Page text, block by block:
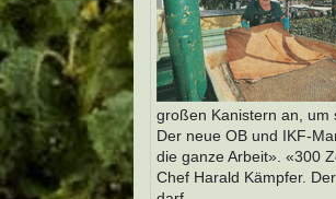
großen Kanistern an, um
Der neue OB und IKF-
die ganze Arbeit». «300
Chef Harald Kämpfer.